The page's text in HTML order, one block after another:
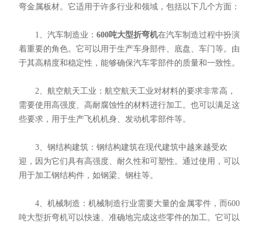
弯金属板材。它适用于许多行业和领域，包括以下几个方面：
1、汽车制造业：600吨大型折弯机在汽车制造过程中扮演
着重要的角色。它可以用于生产车身部件、底盘、车门等。由
于其高精度和稳定性，能够确保汽车零部件的质量和一致性。
2、航空航天工业：航空航天工业对材料的要求非常高，
需要使用高强度、高耐腐蚀性的材料进行加工。也可以满足这
些要求，用于生产飞机机身、发动机零部件等。
3、钢结构建筑：钢结构建筑在现代建筑中越来越受欢
迎，因为它们具有高强度、耐久性和可塑性。通过使用，可以
用于加工钢结构件，如钢梁、钢柱等。
4、机械制造：机械制造行业需要大量的金属零件，而600
吨大型折弯机可以快速、准确地完成这些零件的加工。它可以